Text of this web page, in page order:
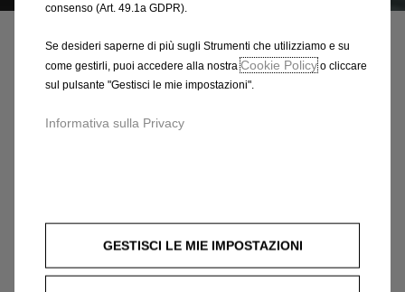
SERIE DI FODERINE
COPRISEDILI
375,93 €
Compra ora, paga dopo
consenso (Art. 49.1a GDPR).
Se desideri saperne di più sugli Strumenti che utilizziamo e su
come gestirli, puoi accedere alla nostraCookie Policyo cliccare
sul pulsante "Gestisci le mie impostazioni".
Informativa sulla Privacy
GESTISCI LE MIE IMPOSTAZIONI